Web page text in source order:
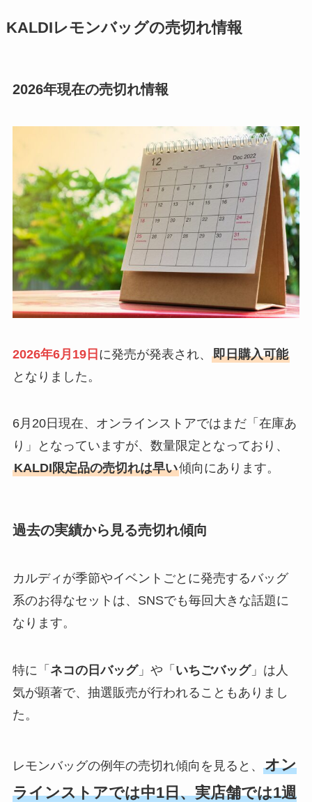
KALDIレモンバッグの売切れ情報
2026年現在の売切れ情報
2026年6月19日 に発売が発表され、 即日購入可能
となりました。
6月20日現在、オンラインストアではまだ「在庫あ
り」となっていますが、数量限定となっており、
KALDI限定品の売切れは早い傾向にあります。
過去の実績から見る売切れ傾向
カルディが季節やイベントごとに発売するバッグ
系のお得なセットは、SNSでも毎回大きな話題に
なります。
特に「 ネコの日バッグ」や「 いちごバッグ」は人
気が顕著で、抽選販売が行われることもありまし
た。
レモンバッグの例年の売切れ傾向を見ると、 オン
ラインストアでは中1日、実店舗では1週